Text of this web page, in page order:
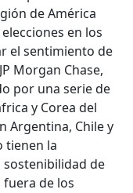
de América
en los
el sentimiento de
Morgan Chase,
por una serie de
y Corea del
Argentina, Chile y
tienen la
sostenibilidad de
fuera de los